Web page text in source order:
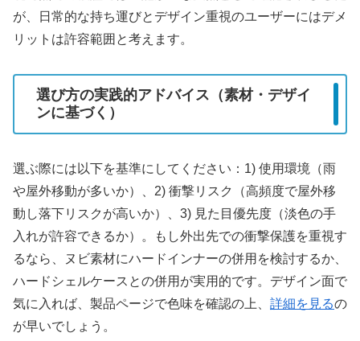
が、日常的な持ち運びとデザイン重視のユーザーにはデメ
リットは許容範囲と考えます。
選び方の実践的アドバイス（素材・デザイ
ンに基づく）
選ぶ際には以下を基準にしてください：1) 使用環境（雨
や屋外移動が多いか）、2) 衝撃リスク（高頻度で屋外移
動し落下リスクが高いか）、3) 見た目優先度（淡色の手
入れが許容できるか）。もし外出先での衝撃保護を重視す
るなら、ヌビ素材にハードインナーの併用を検討するか、
ハードシェルケースとの併用が実用的です。デザイン面で
気に入れば、製品ページで色味を確認の上、 詳細を見るの
が早いでしょう。